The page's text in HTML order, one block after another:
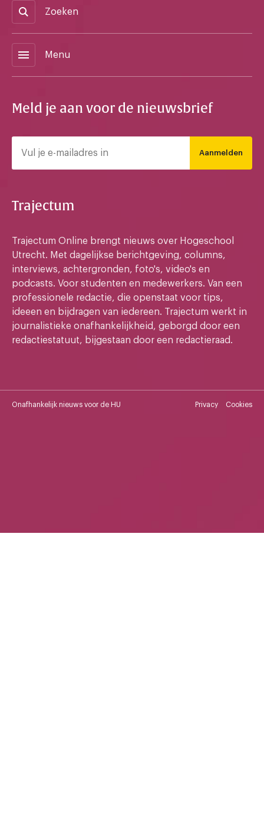
Zoeken
menu Menu
Meld je aan voor de nieuwsbrief
Aanmelden
Trajectum
Trajectum Online brengt nieuws over Hogeschool
Utrecht. Met dagelijkse berichtgeving, columns,
interviews, achtergronden, foto's, video's en
podcasts. Voor studenten en medewerkers. Van een
professionele redactie, die openstaat voor tips,
ideeen en bijdragen van iedereen. Trajectum werkt in
journalistieke onafhankelijkheid, geborgd door een
redactiestatuut, bijgestaan door een redactieraad.
Onafhankelijk nieuws voor de HU Privacy Cookies